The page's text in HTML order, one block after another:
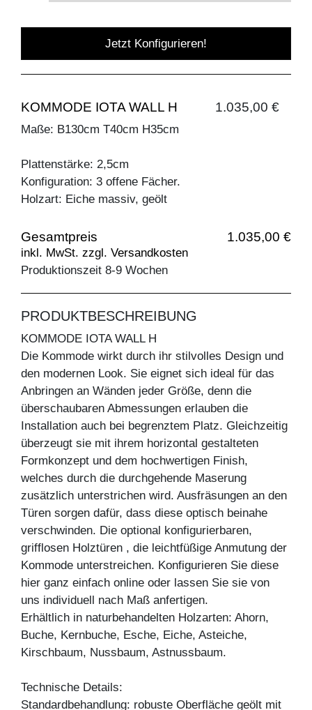
Jetzt Konfigurieren!
KOMMODE IOTA WALL H 1.035,00 €
Maße: B130cm T40cm H35cm
Plattenstärke: 2,5cm
Konfiguration: 3 offene Fächer.
Holzart: Eiche massiv, geölt
Gesamtpreis 1.035,00 €
inkl. MwSt. zzgl. Versandkosten
Produktionszeit 8-9 Wochen
PRODUKTBESCHREIBUNG
KOMMODE IOTA WALL H
Die Kommode wirkt durch ihr stilvolles Design und
den modernen Look. Sie eignet sich ideal für das
Anbringen an Wänden jeder Größe, denn die
überschaubaren Abmessungen erlauben die
Installation auch bei begrenztem Platz. Gleichzeitig
überzeugt sie mit ihrem horizontal gestalteten
Formkonzept und dem hochwertigen Finish,
welches durch die durchgehende Maserung
zusätzlich unterstrichen wird. Ausfräsungen an den
Türen sorgen dafür, dass diese optisch beinahe
verschwinden. Die optional konfigurierbaren,
grifflosen Holztüren , die leichtfüßige Anmutung der
Kommode unterstreichen. Konfigurieren Sie diese
hier ganz einfach online oder lassen Sie sie von
uns individuell nach Maß anfertigen.
Erhältlich in naturbehandelten Holzarten: Ahorn,
Buche, Kernbuche, Esche, Eiche, Asteiche,
Kirschbaum, Nussbaum, Astnussbaum.
Technische Details:
Standardbehandlung: robuste Oberfläche geölt mit